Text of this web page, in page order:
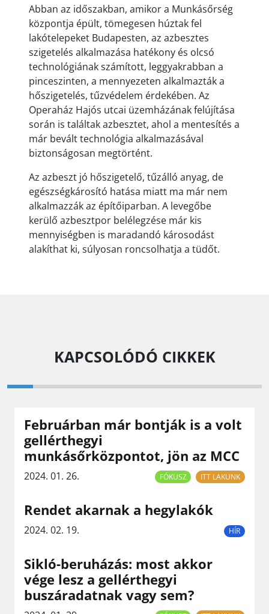
Abban az időszakban, amikor a Munkásőrség
központja épült, tömegesen húztak fel
lakótelepeket Budapesten, az azbesztes
szigetelés alkalmazása hatékony és olcsó
technológiának számított, leggyakrabban a
pinceszinten, a mennyezeten alkalmazták a
hőszigetelés, tűzvédelem érdekében. Az
Operaház Hajós utcai üzemházának felújítása
során is találtak azbesztet, ahol a mentesítés a
már bevált technológia alkalmazásával
biztonságosan megtörtént.
Az azbeszt jó hőszigetelő, tűzálló anyag, de
egészségkárosító hatása miatt ma már nem
alkalmazzák az építőiparban. A levegőbe
kerülő azbesztpor belélegzése már kis
mennyiségben is maradandó károsodást
alakíthat ki, súlyosan roncsolhatja a tüdőt.
KAPCSOLÓDÓ CIKKEK
Februárban már bontják is a volt
gellérthegyi
munkásőrközpontot, jön az MCC
2024. 01. 26. FÓKUSZ ITT LAKUNK
Rendet akarnak a hegylakók
2024. 02. 19. HÍR
Sikló-beruházás: most akkor
vége lesz a gellérthegyi
buszáradatnak vagy sem?